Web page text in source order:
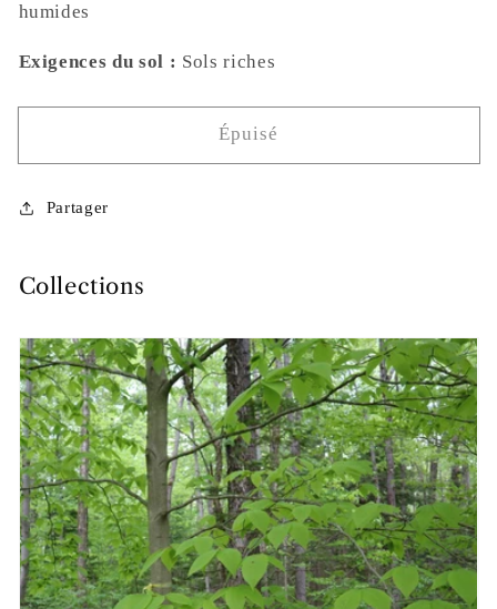
humides
Exigences du sol : Sols riches
Épuisé
Partager
Collections